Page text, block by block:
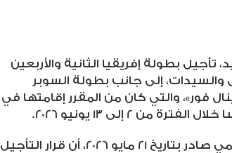
تأجيل بطولة إفريقيا الثانية والأربعين
والسيدات، إلى جانب بطولة السوبر
فور»، والتي كان من المقرر إقامتها في
من 2 إلى 13 يونيو 2026
.
وأوضح الاتحاد، في خطاب رسمي صادر بتاريخ 21 مايو 2026، أن قرار التأجيل